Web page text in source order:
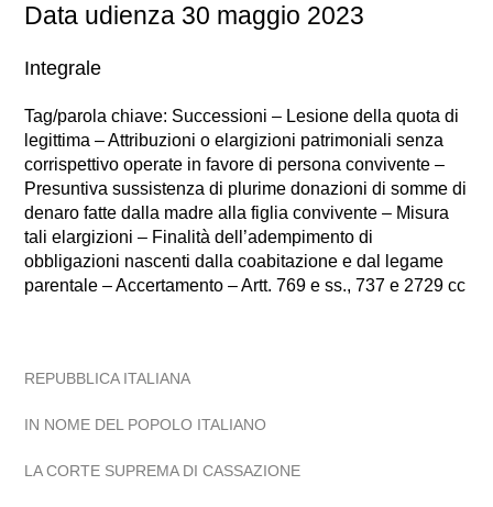
Data udienza 30 maggio 2023
Integrale
Tag/parola chiave: Successioni – Lesione della quota di
legittima – Attribuzioni o elargizioni patrimoniali senza
corrispettivo operate in favore di persona convivente –
Presuntiva sussistenza di plurime donazioni di somme di
denaro fatte dalla madre alla figlia convivente – Misura
tali elargizioni – Finalità dell’adempimento di
obbligazioni nascenti dalla coabitazione e dal legame
parentale – Accertamento – Artt. 769 e ss., 737 e 2729 cc
REPUBBLICA ITALIANA
IN NOME DEL POPOLO ITALIANO
LA CORTE SUPREMA DI CASSAZIONE